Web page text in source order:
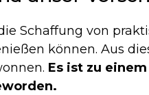
Schaffung von
können. Aus
Es ist zu